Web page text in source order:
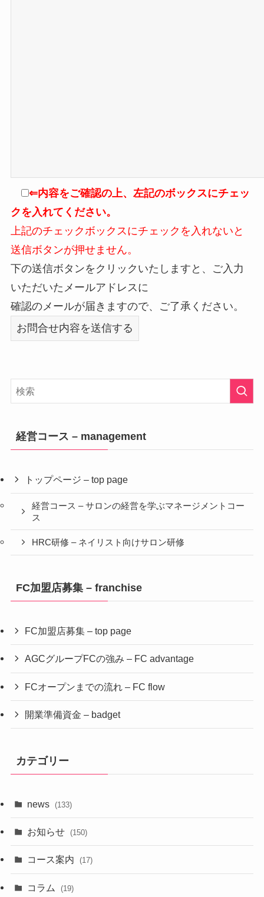
⇐内容をご確認の上、左記のボックスにチェッ
クを入れてください。
上記のチェックボックスにチェックを入れないと
送信ボタンが押せません。
下の送信ボタンをクリックいたしますと、ご入力
いただいたメールアドレスに
確認のメールが届きますので、ご了承ください。
経営コース – management
トップページ – top page
経営コース – サロンの経営を学ぶマネージメントコー
ス
HRC研修 – ネイリスト向けサロン研修
FC加盟店募集 – franchise
FC加盟店募集 – top page
AGCグループFCの強み – FC advantage
FCオープンまでの流れ – FC flow
開業準備資金 – badget
カテゴリー
news (133)
お知らせ (150)
コース案内 (17)
コラム (19)